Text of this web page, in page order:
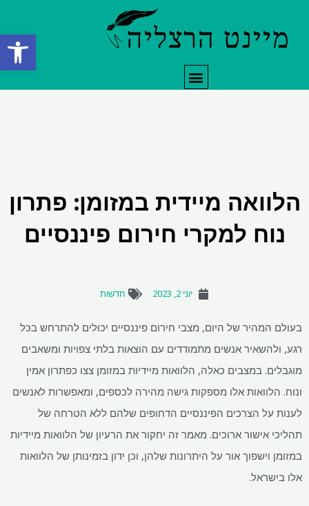
פתח
תפריט
הלוואה מיידית במזומן: פתרון
נוח למקרי חירום פיננסיים
יוני 2, 2023 חדשות
בעולם המהיר של היום, מצבי חירום פיננסיים יכולים להתרחש בכל
רגע, ולהשאיר אנשים מתמודדים עם הוצאות בלתי צפויות ומשאבים
מוגבלים. במצבים כאלה, הלוואות מיידיות במזומן צצו כפתרון אמין
ונוח. הלוואות אלו מספקות גישה מהירה לכספים, ומאפשרות לאנשים
לענות על הצרכים הפיננסיים הדחופים שלהם ללא הטרחה של
תהליכי אישור ארוכים. מאמר זה יחקור את הרעיון של הלוואות מיידיות
במזומן וישפוך אור על היתרונות שלהן, וכן ידון בזמינותן של הלוואות
אלו בישראל.